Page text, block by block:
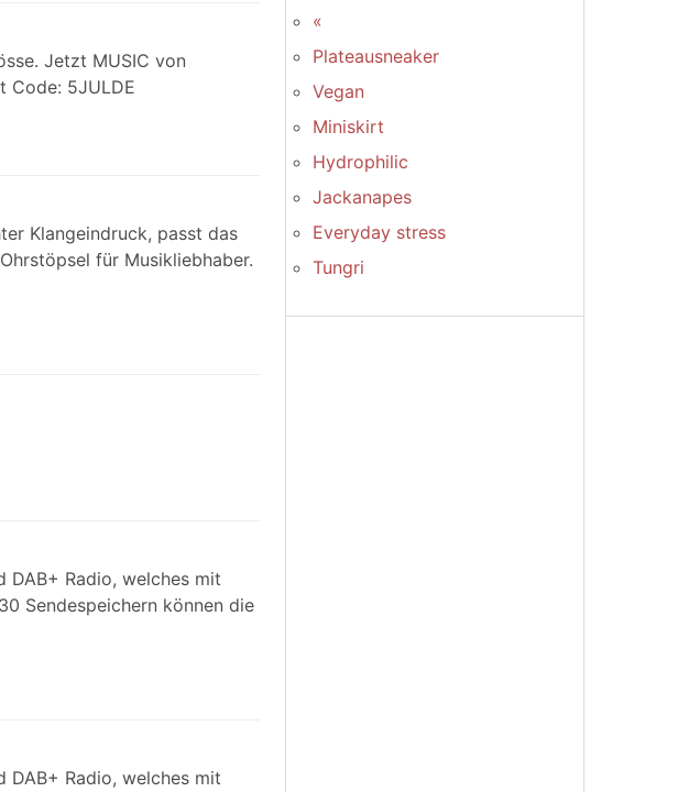
Jetzt MUSIC von
Code: 5JULDE
Klangeindruck, passt das
für Musikliebhaber.
DAB+ Radio, welches mit
Sendespeichern können die
DAB+ Radio, welches mit
«
Plateausneaker
Vegan
Miniskirt
Hydrophilic
Jackanapes
Everyday stress
Tungri